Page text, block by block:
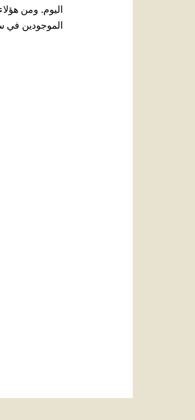
الموجودين